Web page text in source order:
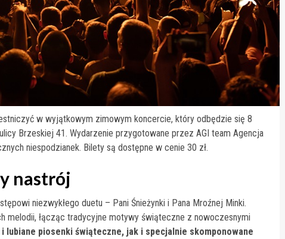
w wyjątkowym zimowym koncercie, który odbędzie się 8
Brzeskiej 41. Wydarzenie przygotowane przez AGI team Agencja
niespodzianek. Bilety są dostępne w cenie 30 zł.
nastrój
niezwykłego duetu – Pani Śnieżynki i Pana Mroźnej Minki.
melodii, łącząc tradycyjne motywy świąteczne z nowoczesnymi
i lubiane piosenki świąteczne, jak i specjalnie skomponowane